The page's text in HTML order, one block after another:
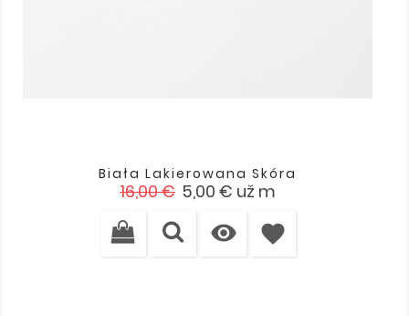
Biała Lakierowana Skóra
Cena
16,00 € Cena
5,00 € už m
 favorite